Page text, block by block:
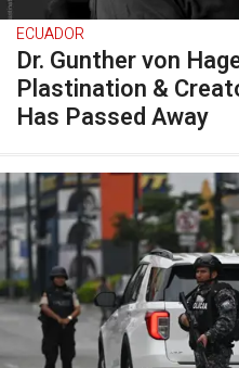
ECUADOR
Dr. Gunther von
Plastination &
Has Passed Away